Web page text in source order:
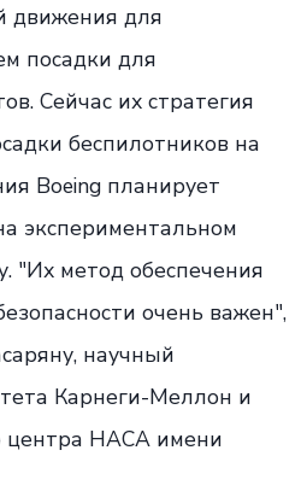
движения для
посадки для
Сейчас их стратегия
беспилотников на
Boeing планирует
экспериментальном
"Их метод обеспечения
очень важен",
научный
Карнеги-Меллон и
центра НАСА имени